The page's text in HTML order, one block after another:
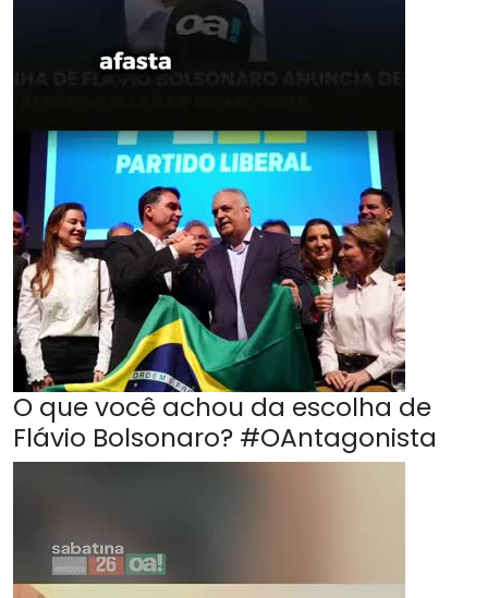
O que você achou da escolha de
Flávio Bolsonaro? #OAntagonista